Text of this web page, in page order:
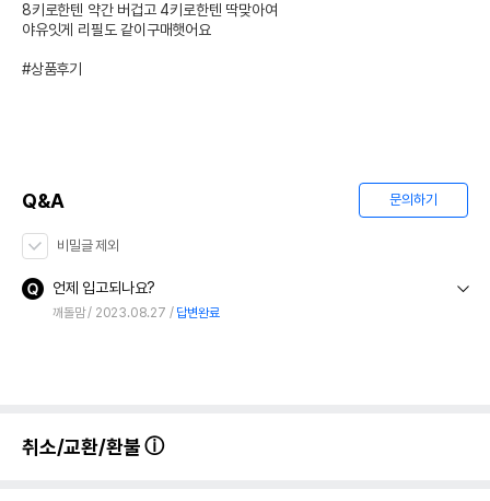
품명 및 모델명
8키로한텐 약간 버겁고 4키로한텐 딱맞아여
야유잇게 리필도 같이구매햇어요
#상품후기
Q&A 문의하기
비밀글 제외
언제 입고되나요?
깨돌맘 2023.08.27 답변완료
취소/교환/환불